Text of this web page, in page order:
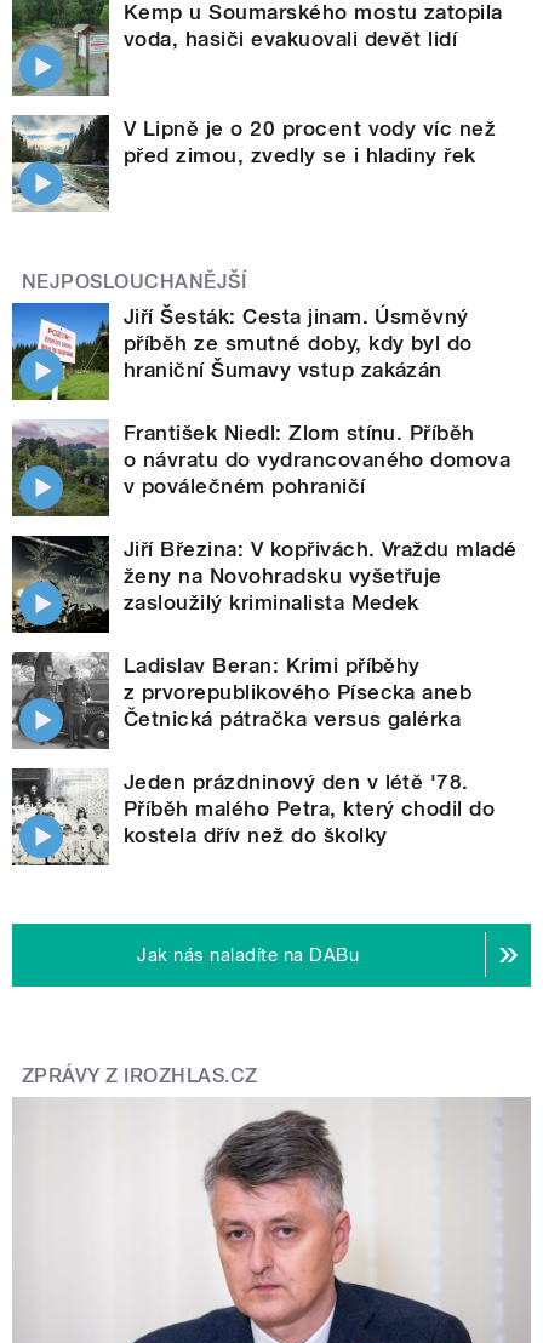
Kemp u Soumarského mostu zatopila
voda, hasiči evakuovali devět lidí
V Lipně je o 20 procent vody víc než
před zimou, zvedly se i hladiny řek
NEJPOSLOUCHANĚJŠÍ
Jiří Šesták: Cesta jinam. Úsměvný
příběh ze smutné doby, kdy byl do
hraniční Šumavy vstup zakázán
František Niedl: Zlom stínu. Příběh
o návratu do vydrancovaného domova
v poválečném pohraničí
Jiří Březina: V kopřivách. Vraždu mladé
ženy na Novohradsku vyšetřuje
zasloužilý kriminalista Medek
Ladislav Beran: Krimi příběhy
z prvorepublikového Písecka aneb
Četnická pátračka versus galérka
Jeden prázdninový den v létě '78.
Příběh malého Petra, který chodil do
kostela dřív než do školky
Jak nás naladíte na DABu
ZPRÁVY Z IROZHLAS.CZ